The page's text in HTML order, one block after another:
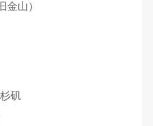
山）
矶